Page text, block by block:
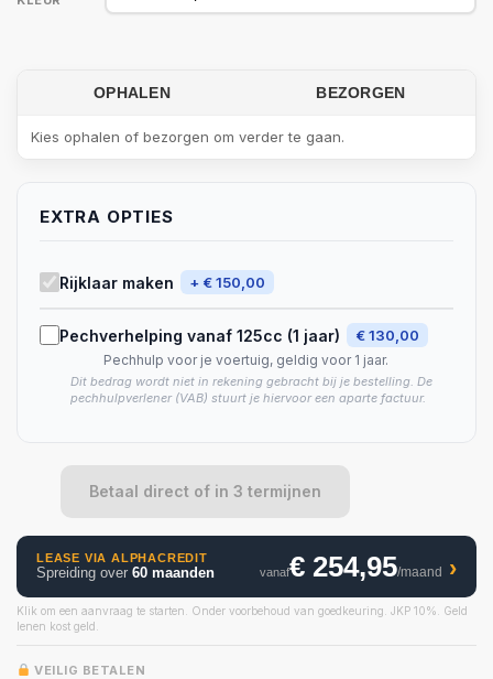
OPHALEN BEZORGEN
Kies ophalen of bezorgen om verder te gaan.
EXTRA OPTIES
Rijklaar maken + € 150,00
Pechverhelping vanaf 125cc (1 jaar) € 130,00
Pechhulp voor je voertuig, geldig voor 1 jaar.
Dit bedrag wordt niet in rekening gebracht bij je bestelling. De
pechhulpverlener (VAB) stuurt je hiervoor een aparte factuur.
Betaal direct of in 3 termijnen
LEASE VIA ALPHACREDIT
Spreiding over 60 maanden vanaf€ 254,95/maand ›
Klik om een aanvraag te starten. Onder voorbehoud van goedkeuring. JKP 10%. Geld
lenen kost geld.
VEILIG BETALEN